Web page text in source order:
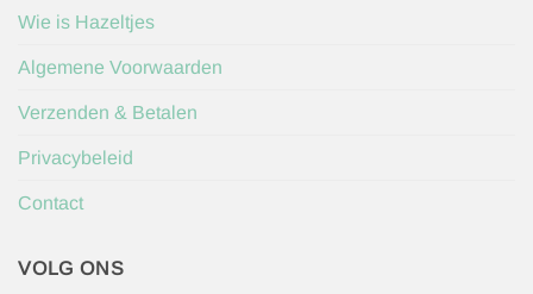
Wie is Hazeltjes
Algemene Voorwaarden
Verzenden & Betalen
Privacybeleid
Contact
VOLG ONS